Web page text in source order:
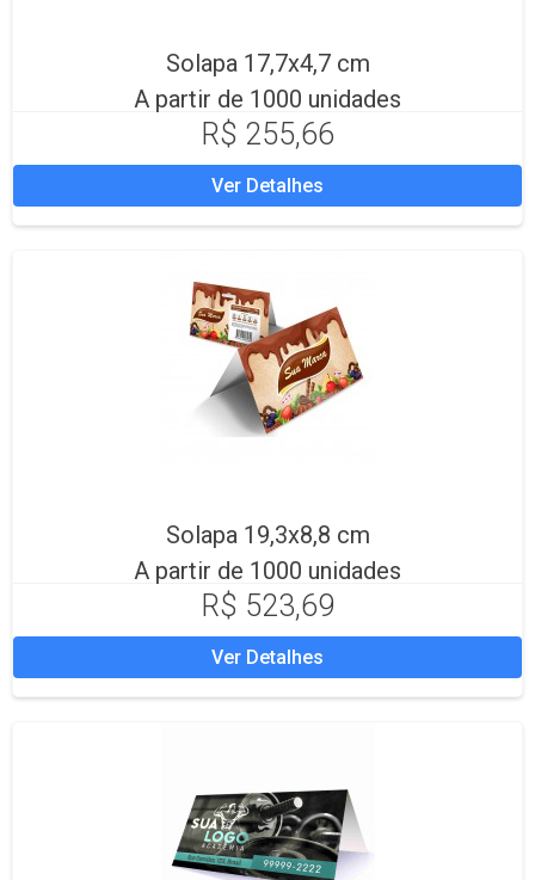
Solapa 17,7x4,7 cm
A partir de 1000 unidades
R$ 255,66
Ver Detalhes
Solapa 19,3x8,8 cm
A partir de 1000 unidades
R$ 523,69
Ver Detalhes